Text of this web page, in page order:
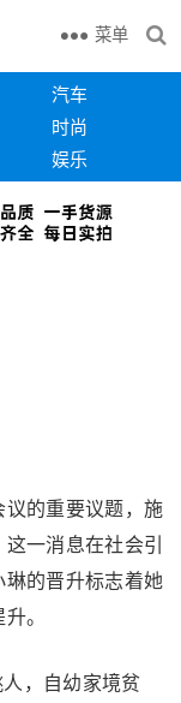
菜单
汽车
时尚
娱乐
的重要议题，施
一消息在社会引
的晋升标志着她
。
，自幼家境贫